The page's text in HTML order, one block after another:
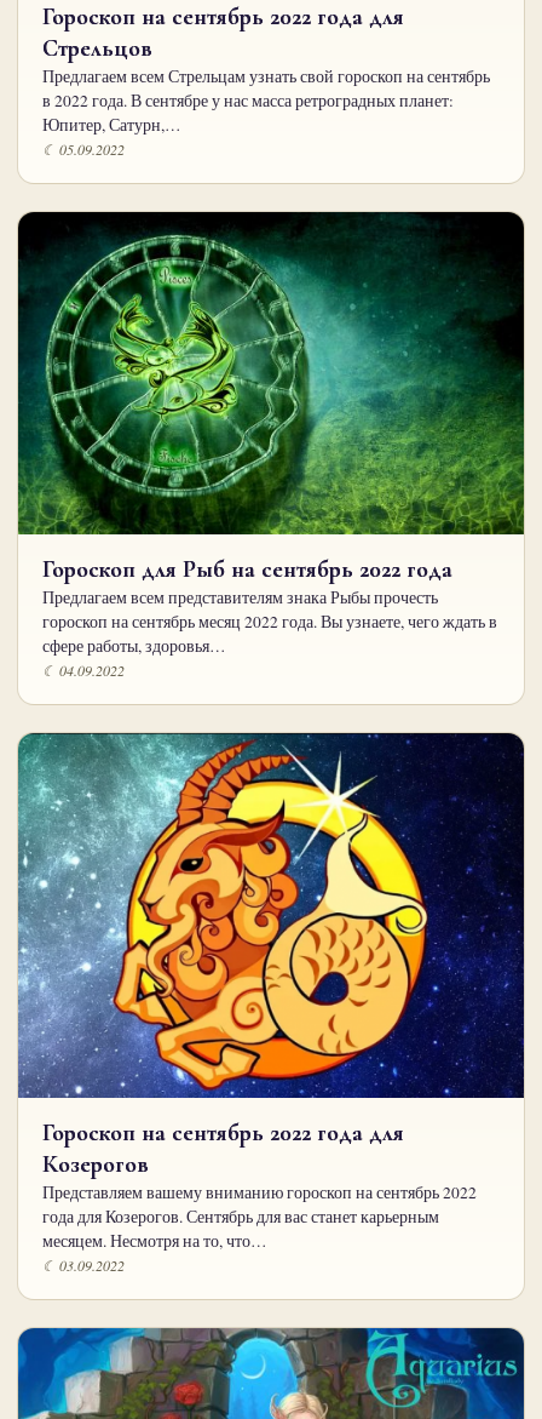
Гороскоп на сентябрь 2022 года для
Стрельцов
Предлагаем всем Стрельцам узнать свой гороскоп на сентябрь
в 2022 года. В сентябре у нас масса ретроградных планет:
Юпитер, Сатурн,…
☾ 05.09.2022
Гороскоп для Рыб на сентябрь 2022 года
Предлагаем всем представителям знака Рыбы прочесть
гороскоп на сентябрь месяц 2022 года. Вы узнаете, чего ждать в
сфере работы, здоровья…
☾ 04.09.2022
Гороскоп на сентябрь 2022 года для
Козерогов
Представляем вашему вниманию гороскоп на сентябрь 2022
года для Козерогов. Сентябрь для вас станет карьерным
месяцем. Несмотря на то, что…
☾ 03.09.2022